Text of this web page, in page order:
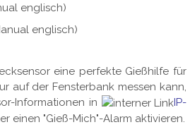
englisch)
englisch)
eine perfekte Gießhilfe für
auf der Fensterbank messen kann,
Informationen in
IP-
einen "Gieß-Mich"-Alarm aktivieren.